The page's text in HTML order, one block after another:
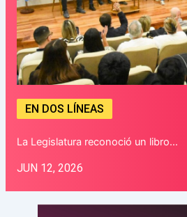
EN DOS LÍNEAS
La Legislatura reconoció un libro…
JUN 12, 2026